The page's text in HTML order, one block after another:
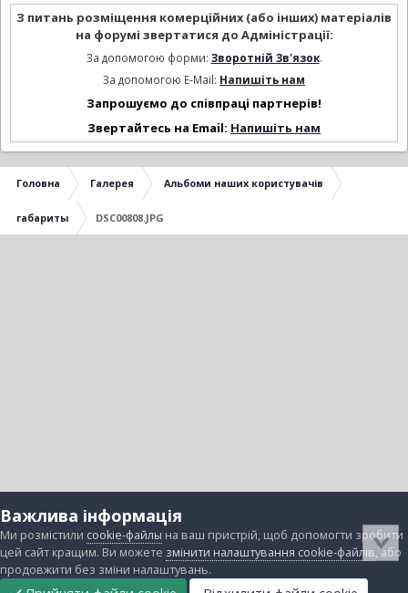
З питань розміщення комерційних (або інших) матеріалів
на форумі звертатися до Адміністрації:
За допомогою форми: Зворотній Зв'язок.
За допомогою E-Mail: Напишіть нам
Запрошуємо до співпраці партнерів!
Звертайтесь на Email: Напишіть нам
Головна Галерея Альбоми наших користувачів
габариты DSC00808.JPG
Важлива інформація
Ми розмістили cookie-файлы на ваш пристрій, щоб допомогти зробити
цей сайт кращим. Ви можете змінити налаштування cookie-файлів, або
продовжити без зміни налаштувань.